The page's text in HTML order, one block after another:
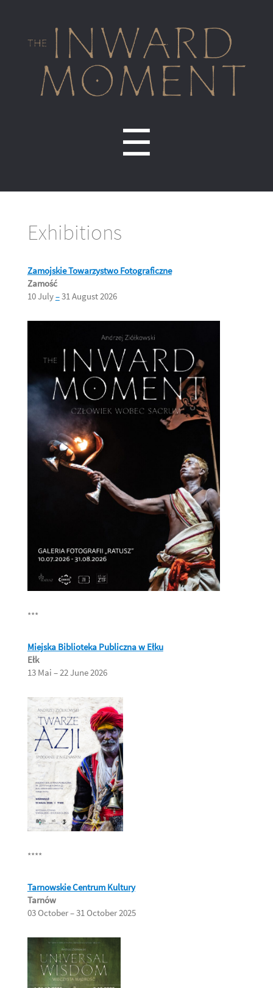
Inward
Moment
☰
Exhibitions
Zamojskie Towarzystwo Fotograficzne
Zamość
10 July–31 August 2026
***
Miejska Biblioteka Publiczna w Ełku
Ełk
13 Mai – 22 June 2026
****
Tarnowskie Centrum Kultury
Tarnów
03 October – 31 October 2025